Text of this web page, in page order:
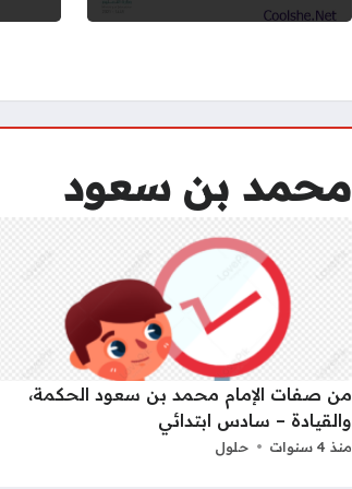
محمد بن سعود
من صفات الإمام محمد بن سعود الحكمة،
والقيادة – سادس ابتدائي
منذ 4 سنوات حلول